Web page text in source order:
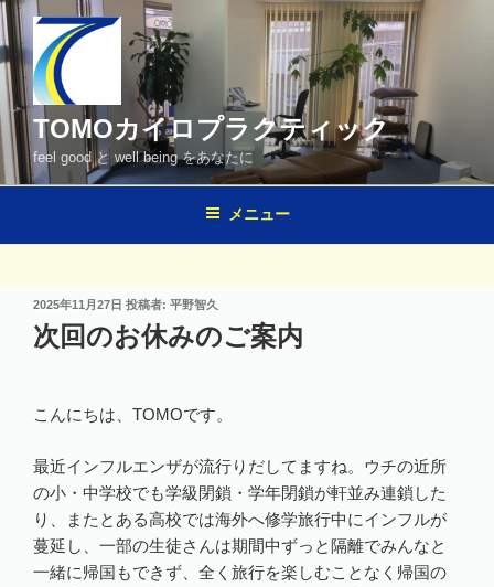
コ
ン
テ
ン
ツ
へ
ス
プ
TOMOカイロプラクティック
feel good と well being をあなたに
メニュー
投
稿
日:
2025年11月27日 投稿者: 平野智久
次回のお休みのご案内
こんにちは、TOMOです。
最近インフルエンザが流行りだしてますね。ウチの近所
の小・中学校でも学級閉鎖・学年閉鎖が軒並み連鎖した
り、またとある高校では海外へ修学旅行中にインフルが
蔓延し、一部の生徒さんは期間中ずっと隔離でみんなと
一緒に帰国もできず、全く旅行を楽しむことなく帰国の